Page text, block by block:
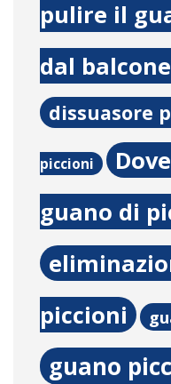
pulire il
dal
dissuasore
piccioni
guano di
piccioni
guano